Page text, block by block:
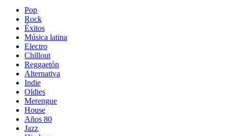
Pop
Rock
Éxitos
Música latina
Electro
Chillout
Reggaetón
Alternativa
Indie
Oldies
Merengue
House
Años 80
Jazz